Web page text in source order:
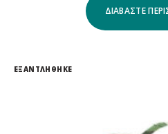
ΔΙΑΒΆΣΤΕ
ΕΞΑΝΤΛΗΘΗΚΕ